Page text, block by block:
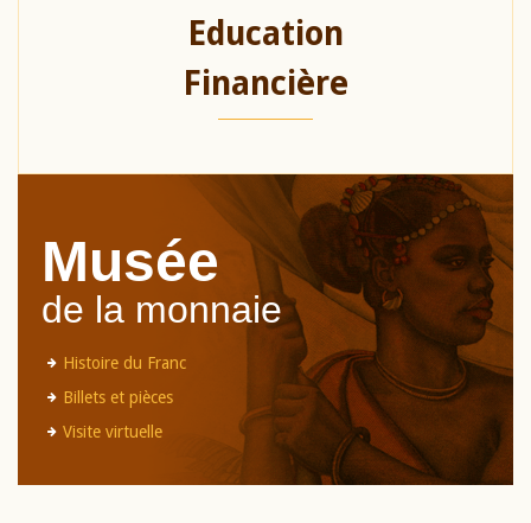
Education
Financière
Musée
de la monnaie
Histoire du Franc
Billets et pièces
Visite virtuelle